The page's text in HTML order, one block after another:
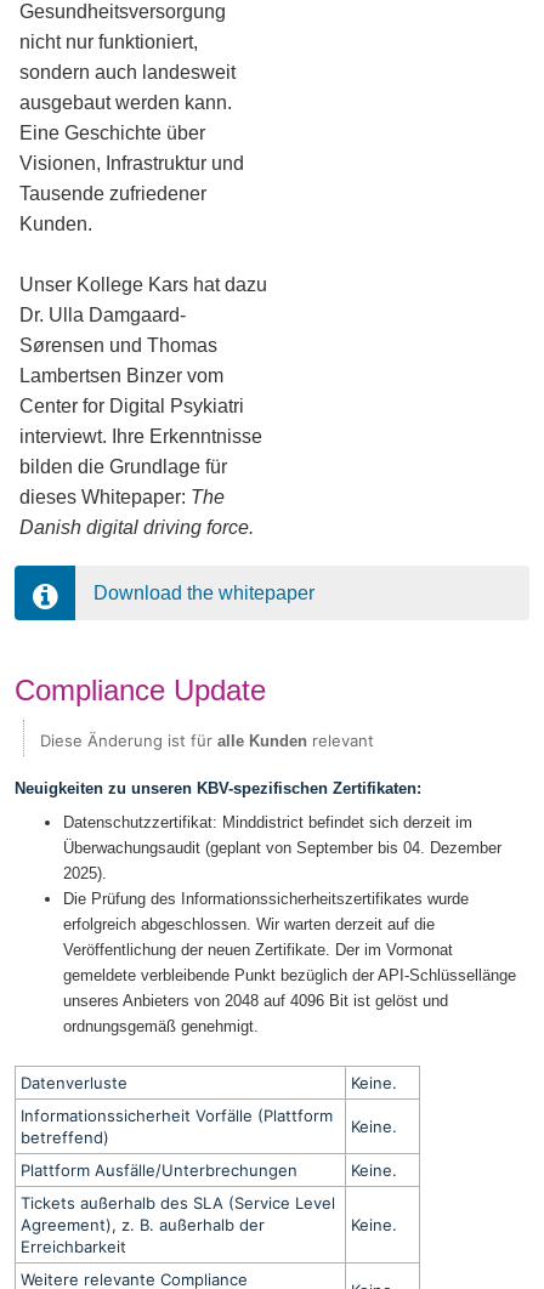
Gesundheitsversorgung
nicht nur funktioniert,
sondern auch landesweit
ausgebaut werden kann.
Eine Geschichte über
Visionen, Infrastruktur und
Tausende zufriedener
Kunden.
Unser Kollege Kars hat dazu
Dr. Ulla Damgaard-
Sørensen und Thomas
Lambertsen Binzer vom
Center for Digital Psykiatri
interviewt. Ihre Erkenntnisse
bilden die Grundlage für
dieses Whitepaper: The
Danish digital driving force.
Download the whitepaper
Compliance Update
Diese Änderung ist für alle Kunden relevant
Neuigkeiten zu unseren KBV-spezifischen Zertifikaten:
Datenschutzzertifikat: Minddistrict befindet sich derzeit im
Überwachungsaudit (geplant von September bis 04. Dezember
2025).
Die Prüfung des Informationssicherheitszertifikates wurde
erfolgreich abgeschlossen. Wir warten derzeit auf die
Veröffentlichung der neuen Zertifikate. Der im Vormonat
gemeldete verbleibende Punkt bezüglich der API-Schlüssellänge
unseres Anbieters von 2048 auf 4096 Bit ist gelöst und
ordnungsgemäß genehmigt.
Datenverluste
Keine.
Informationssicherheit Vorfälle (Plattform
betreffend)
Keine.
Plattform Ausfälle/Unterbrechungen
Keine.
Tickets außerhalb des SLA (Service Level
Agreement), z. B. außerhalb der
Erreichbarkeit
Keine.
Weitere relevante Compliance